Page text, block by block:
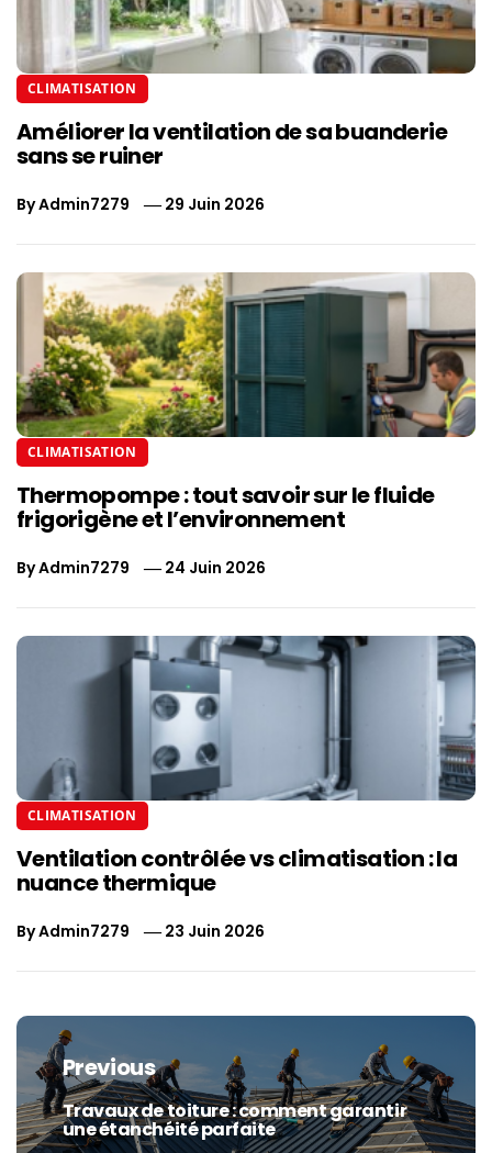
CLIMATISATION
Améliorer la ventilation de sa buanderie
sans se ruiner
ByAdmin7279 29 Juin 2026
CLIMATISATION
Thermopompe : tout savoir sur le fluide
frigorigène et l’environnement
ByAdmin7279 24 Juin 2026
CLIMATISATION
Ventilation contrôlée vs climatisation : la
nuance thermique
ByAdmin7279 23 Juin 2026
Navigation
de
l’article
Previous
Previous
post:
Travaux de toiture : comment garantir
une étanchéité parfaite